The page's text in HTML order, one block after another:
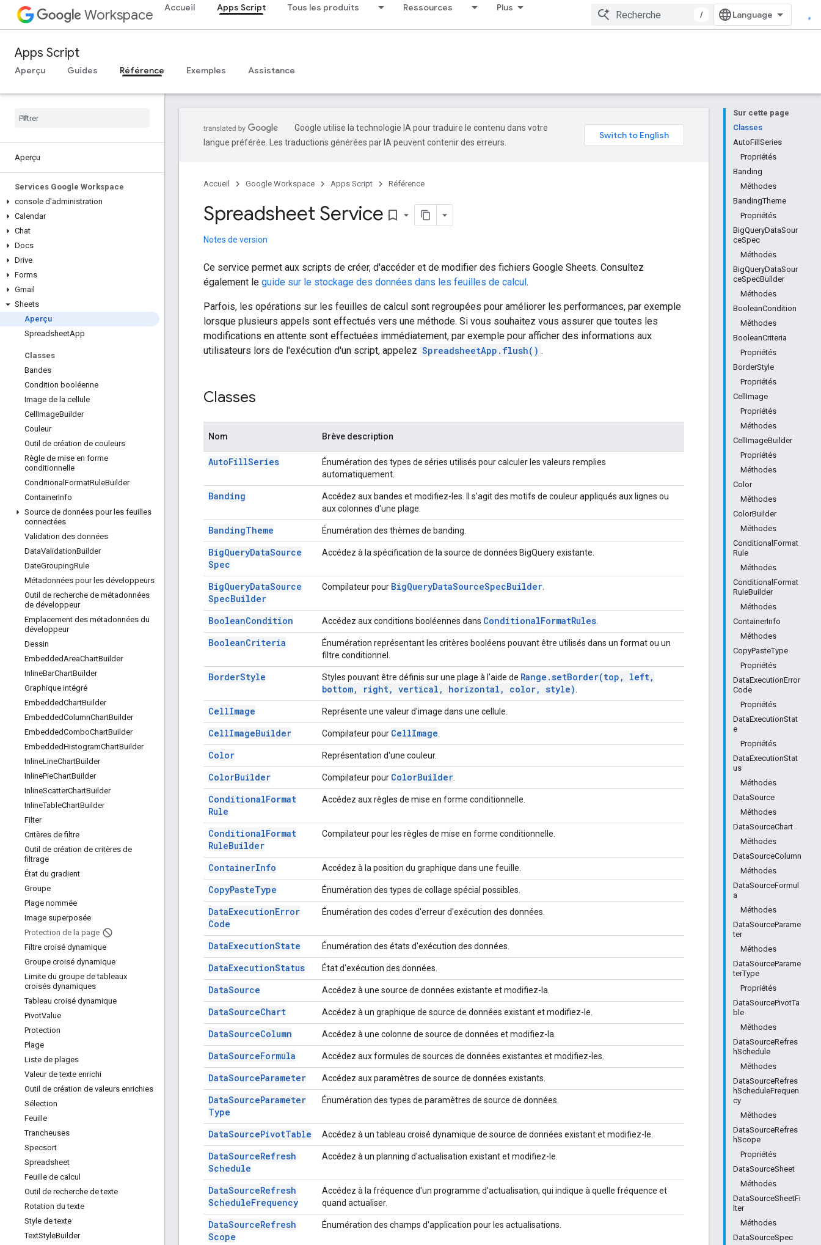
Workspace Accueil Apps Script Tous les produits Ressources Plus
/
Apps Script
Aperçu Guides Référence Exemples Assistance
Aperçu
Services Google Workspace
console d'administration
Calendar
Chat
Docs
Drive
Forms
Gmail
Sheets
Aperçu
SpreadsheetApp
Classes
Bandes
Condition booléenne
Image de la cellule
Cell ImageBuilder
Couleur
Outil de création de couleurs
Règle de mise en forme
conditionnelle
Conditional FormatRuleBuilder
ContainerInfo
Source de données pour les feuilles
connectées
Validation des données
DataValidationBuilder
DateGroupingRule
Métadonnées pour les développeurs
Outil de recherche de métadonnées
de développeur
Emplacement des métadonnées du
développeur
Dessin
EmbeddedAreaChartBuilder
InlineBarChartBuilder
Graphique intégré
EmbeddedChartBuilder
EmbeddedColumnChartBuilder
EmbeddedComboChartBuilder
EmbeddedHistogramChartBuilder
InlineLineChartBuilder
InlinePieChartBuilder
InlineScatterChartBuilder
InlineTableChartBuilder
Filter
Critères de filtre
Outil de création de critères de
filtrage
État du gradient
Groupe
Plage nommée
Image superposée
Protection de la page
Filtre croisé dynamique
Groupe croisé dynamique
Limite du groupe de tableaux
croisés dynamiques
Tableau croisé dynamique
PivotValue
Protection
Plage
Liste de plages
Valeur de texte enrichi
Outil de création de valeurs enrichies
Sélection
Feuille
Trancheuses
Specsort
Spreadsheet
Feuille de calcul
Outil de recherche de texte
Rotation du texte
Style de texte
TextStyleBuilder
Sur cette page
Classes
AutoFillSeries
Propriétés
Banding
Méthodes
BandingTheme
Propriétés
BigQueryDataSour
ceSpec
Méthodes
BigQueryDataSour
ceSpecBuilder
Méthodes
BooleanCondition
Méthodes
BooleanCriteria
Propriétés
BorderStyle
Propriétés
CellImage
Propriétés
Méthodes
CellImageBuilder
Propriétés
Méthodes
Color
Méthodes
ColorBuilder
Méthodes
ConditionalFormat
Rule
Méthodes
ConditionalFormat
RuleBuilder
Méthodes
ContainerInfo
Méthodes
CopyPasteType
Propriétés
DataExecutionError
Code
Propriétés
DataExecutionStat
e
Propriétés
DataExecutionStat
us
Méthodes
DataSource
Méthodes
DataSourceChart
Méthodes
DataSourceColumn
Méthodes
DataSourceFormul
a
Méthodes
DataSourceParame
ter
Méthodes
DataSourceParame
terType
Propriétés
DataSourcePivotTa
ble
Méthodes
DataSourceRefres
hSchedule
Méthodes
DataSourceRefres
hScheduleFrequen
cy
Méthodes
DataSourceRefres
hScope
Propriétés
DataSourceSheet
Méthodes
DataSourceSheetFi
lter
Méthodes
DataSourceSpec
Google utilise la technologie IA pour traduire le contenu dans votre
langue préférée. Les traductions générées par IA peuvent contenir des erreurs.
Accueil Google Workspace Apps Script Référence
Spreadsheet Service bookmark_border
Notes de version
Ce service permet aux scripts de créer, d'accéder et de modifier des fichiers Google Sheets. Consultez
également le guide sur le stockage des données dans les feuilles de calcul.
Parfois, les opérations sur les feuilles de calcul sont regroupées pour améliorer les performances, par exemple
lorsque plusieurs appels sont effectués vers une méthode. Si vous souhaitez vous assurer que toutes les
modifications en attente sont effectuées immédiatement, par exemple pour afficher des informations aux
utilisateurs lors de l'exécution d'un script, appelez SpreadsheetApp.flush() .
Classes
Nom Brève description
AutoFillSeries
Énumération des types de séries utilisés pour calculer les valeurs remplies
automatiquement.
Banding
Accédez aux bandes et modifiez-les. Il s'agit des motifs de couleur appliqués aux lignes ou
aux colonnes d'une plage.
BandingTheme Énumération des thèmes de banding.
BigQueryDataSource
Spec
Accédez à la spécification de la source de données BigQuery existante.
BigQueryDataSource
SpecBuilder
Compilateur pour BigQueryDataSourceSpecBuilder
BooleanCondition Accédez aux conditions booléennes dans ConditionalFormatRules
BooleanCriteria
Énumération représentant les critères booléens pouvant être utilisés dans un format ou un
filtre conditionnel.
BorderStyle Styles pouvant être définis sur une plage à l'aide de Range .setBorder(top , left,
bottom, right, vertical , horizontal , color, style)
CellImage Représente une valeur d'image dans une cellule.
CellImageBuilder Compilateur pour CellImage
Color Représentation d'une couleur.
ColorBuilder Compilateur pour ColorBuilder
ConditionalFormat
Rule
Accédez aux règles de mise en forme conditionnelle.
ConditionalFormat
RuleBuilder
Compilateur pour les règles de mise en forme conditionnelle.
ContainerInfo Accédez à la position du graphique dans une feuille.
CopyPasteType Énumération des types de collage spécial possibles.
DataExecutionError
Code
Énumération des codes d'erreur d'exécution des données.
DataExecutionState Énumération des états d'exécution des données.
DataExecutionStatus État d'exécution des données.
DataSource Accédez à une source de données existante et modifiez-la.
DataSourceChart Accédez à un graphique de source de données existant et modifiez-le.
DataSourceColumn Accédez à une colonne de source de données et modifiez-la.
DataSourceFormula Accédez aux formules de sources de données existantes et modifiez-les.
DataSourceParameter Accédez aux paramètres de source de données existants.
DataSourceParameter
Type
Énumération des types de paramètres de source de données.
DataSourcePivotTable Accédez à un tableau croisé dynamique de source de données existant et modifiez-le.
DataSourceRefresh
Schedule
Accédez à un planning d'actualisation existant et modifiez-le.
DataSourceRefresh
ScheduleFrequency
Accédez à la fréquence d'un programme d'actualisation, qui indique à quelle fréquence et
quand actualiser.
DataSourceRefresh
Scope
Énumération des champs d'application pour les actualisations.